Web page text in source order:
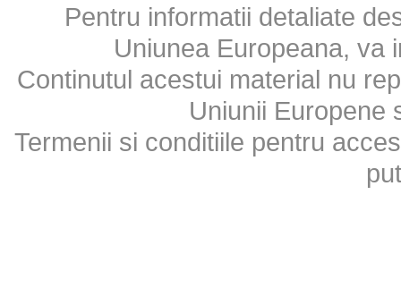
Pentru informatii detaliate
Uniunea Europeana, va
Continutul acestui material nu
Uniunii Europene
Termenii si conditiile pentru